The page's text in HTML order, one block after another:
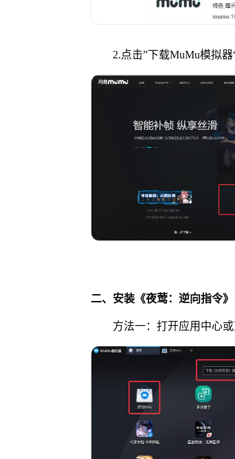
2.点击”下载MuMu模拟器“
二、安装《夜莺：逆向指令
方法一：打开应用中心或